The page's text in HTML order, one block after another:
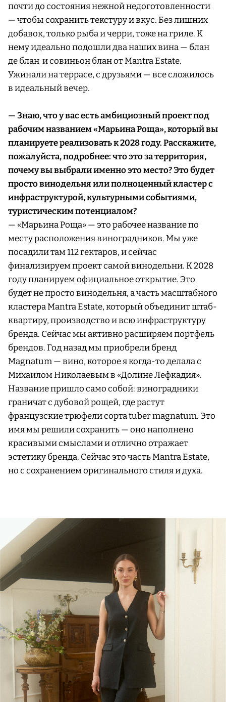
почти до состояния нежной недоготовленности
— чтобы сохранить текстуру и вкус. Без лишних
добавок, только рыба и черри, тоже на гриле. К
нему идеально подошли два наших вина — блан
де блан и совиньон блан от Mantra Estate.
Ужинали на террасе, с друзьями — все сложилось
в идеальный вечер.
— Знаю, что у вас есть амбициозный проект под
рабочим названием «Марьина Роща», который вы
планируете реализовать к 2028 году. Расскажите,
пожалуйста, подробнее: что это за территория,
почему вы выбрали именно это место? Это будет
просто винодельня или полноценный кластер с
инфраструктурой, культурными событиями,
туристическим потенциалом?
— «Марьина Роща» — это рабочее название по
месту расположения виноградников. Мы уже
посадили там 112 гектаров, и сейчас
финализируем проект самой винодельни. К 2028
году планируем официальное открытие. Это
будет не просто винодельня, а часть масштабного
кластера Mantra Estate, который объединит штаб-
квартиру, производство и всю инфраструктуру
бренда. Сейчас мы активно расширяем портфель
брендов. Год назад мы приобрели бренд
Magnatum — вино, которое я когда-то делала с
Михаилом Николаевым в «Долине Лефкадия».
Название пришло само собой: виноградники
граничат с дубовой рощей, где растут
французские трюфели сорта tuber magnatum. Это
имя мы решили сохранить — оно наполнено
красивыми смыслами и отлично отражает
эстетику бренда. Сейчас это часть Mantra Estate,
но с сохранением оригинального стиля и духа.